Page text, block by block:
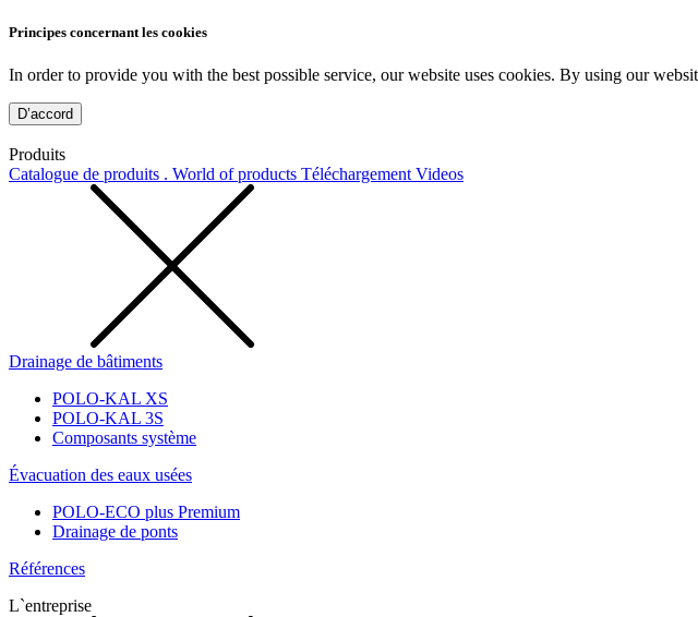
Principes concernant les cookies
In order to provide you with the best possible service, our website uses cookies. By using our
D’accord
Produits
Catalogue de produits . World of products Téléchargement Videos
Drainage de bâtiments
POLO-KAL XS
POLO-KAL 3S
Composants système
Évacuation des eaux usées
POLO-ECO plus Premium
Drainage de ponts
Références
L`entreprise